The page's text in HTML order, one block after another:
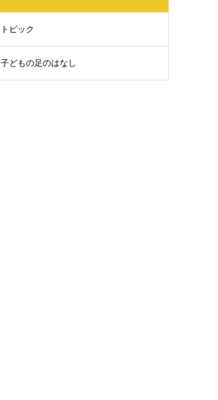
トピック
子どもの足のはなし